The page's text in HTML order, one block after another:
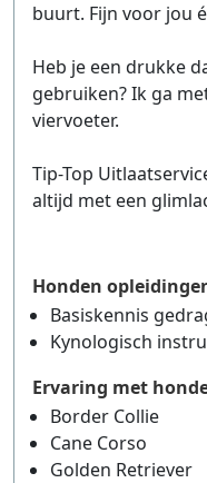
buurt. Fijn voor jou
Heb je een drukke
gebruiken? Ik ga
viervoeter.
Tip-Top
altijd met een
Honden
Basiskennis
Kynologisch
Ervaring met
Border Collie
Cane Corso
Golden Retriever